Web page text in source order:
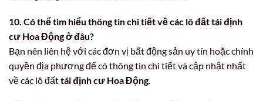
10. Có thể tìm hiểu thông tin chi tiết về các lô đất tái định
cư Hoa Động ở đâu?
Bạn nên liên hệ với các đơn vị bất động sản uy tín hoặc chính
quyền địa phương để có thông tin chi tiết và cập nhật nhất
về các lô đấttái định cư Hoa Động.